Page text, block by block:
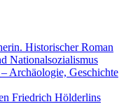
Historischer Roman
Nationalsozialismus
Archäologie, Geschichte
Friedrich Hölderlins